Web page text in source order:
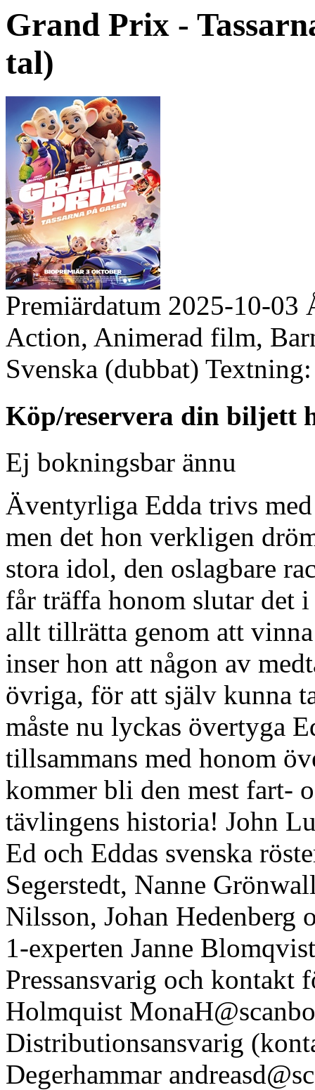
Grand Prix -
tal)
Premiärdatum 2025-10-03
Action, Animerad film,
Svenska (dubbat) Textning:
Köp/reservera din biljett
Ej bokningsbar ännu
Äventyrliga Edda trivs
men det hon verkligen
stora idol, den oslagbare
får träffa honom slutar det
allt tillrätta genom att
inser hon att någon av
övriga, för att själv kunna
måste nu lyckas övertyga
tillsammans med honom
kommer bli den mest fart-
tävlingens historia! John
Ed och Eddas svenska
Segerstedt, Nanne
Nilsson, Johan Hedenberg
1-experten Janne
Pressansvarig och kontakt
Holmquist
Distributionsansvarig
Degerhammar